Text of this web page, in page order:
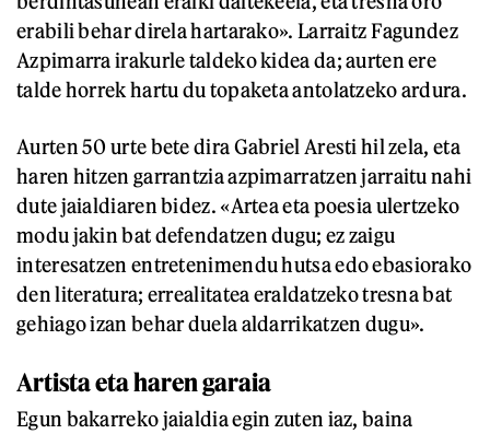
erabili behar direla hartarako». Larraitz Fagundez
Azpimarra irakurle taldeko kidea da; aurten ere
talde horrek hartu du topaketa antolatzeko ardura.
Aurten 50 urte bete dira Gabriel Aresti hil zela, eta
haren hitzen garrantzia azpimarratzen jarraitu nahi
dute jaialdiaren bidez. «Artea eta poesia ulertzeko
modu jakin bat defendatzen dugu; ez zaigu
interesatzen entretenimendu hutsa edo ebasiorako
den literatura; errealitatea eraldatzeko tresna bat
gehiago izan behar duela aldarrikatzen dugu».
Artista eta haren garaia
Egun bakarreko jaialdia egin zuten iaz, baina